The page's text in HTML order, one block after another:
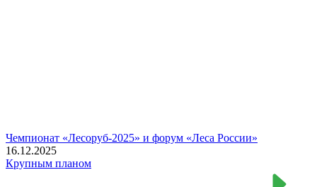
Чемпионат «Лесоруб-2025» и форум «Леса России»
16.12.2025
Крупным планом